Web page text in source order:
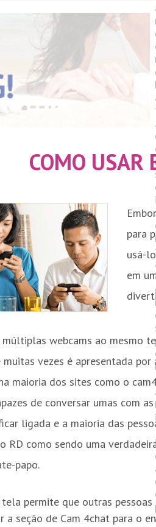
COMO USAR
para
usá-
em
webcams ao mesmo
vezes é apresentada por
maioria dos sites como o
de conversar umas com
ligada e a maioria das
RD como sendo uma
papo.
permite que outras
a seção de Cam 4chat para o
.